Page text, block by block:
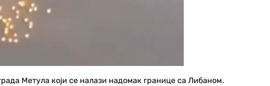
Метула који се налази надомак границе са Либаном.